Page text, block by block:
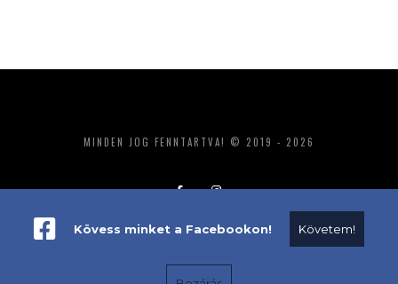
MINDEN JOG FENNTARTVA! © 2019 - 2026
ADATKEZELÉS IMPRESSZUM MÉDIAAJÁNLAT
Kövess minket a Facebookon! Követem!